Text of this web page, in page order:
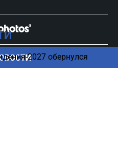
2027 обернулся
защищены